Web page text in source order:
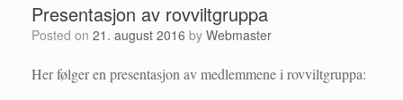
Presentasjon av rovviltgruppa
Posted on 21. august 2016 by Webmaster
Her følger en presentasjon av medlemmene i rovviltgruppa: